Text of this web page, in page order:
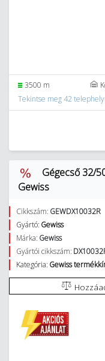
3500 m
Tekintse meg 42
Gégecső 32/
Gewiss
Cikkszám: GEWDX10032R
Gyártó: Gewiss
Márka: Gewiss
Gyártói cikkszám:
Kategória: Gewiss